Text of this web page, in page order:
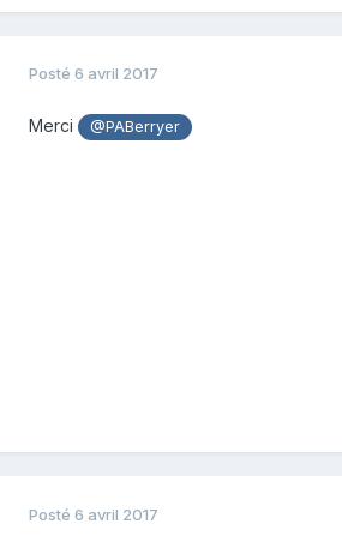
Posté 6 avril 2017
Merci @PABerryer
Posté 6 avril 2017